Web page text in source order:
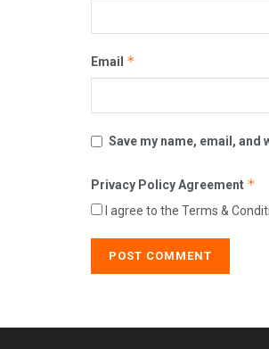
Email *
Save my name, email,
Privacy Policy Agreement *
I agree to the Terms &